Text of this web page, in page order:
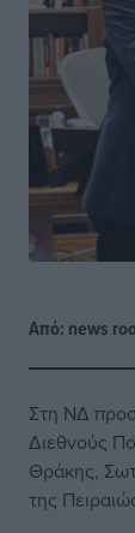
Από: news
Στη ΝΔ
Διεθνούς
Θράκης,
της